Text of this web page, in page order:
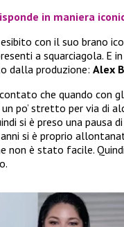
in maniera
con il suo brano
a squarciagola. E
dalla produzione: Alex
che quando con
po’ stretto per via di
si è preso una pausa
si è proprio
non è stato facile.